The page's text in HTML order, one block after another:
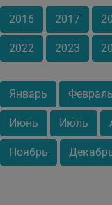
2016 2017
2022 2023
Январь Февраль
Июнь Июль
Ноябрь